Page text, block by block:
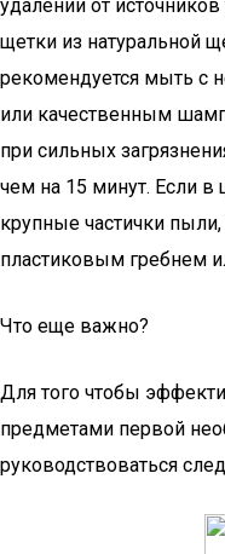
удалении от
щетки из натуральной
рекомендуется мыть
или качественным
при сильных
чем на 15 минут. Если в
крупные частички
пластиковым гребнем
Что еще важно?
Для того чтобы
предметами первой
руководствоваться